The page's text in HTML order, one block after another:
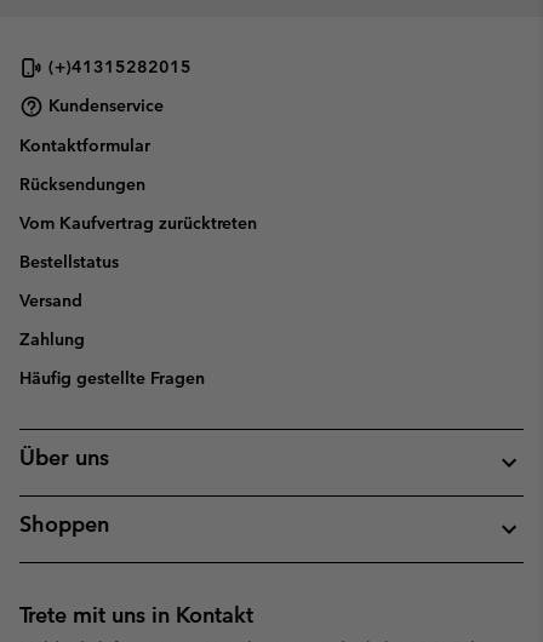
(+)41315282015
Kundenservice
Kontaktformular
Rücksendungen
Vom Kaufvertrag zurücktreten
Bestellstatus
Versand
Zahlung
Häufig gestellte Fragen
Über uns
Shoppen
Trete mit uns in Kontakt